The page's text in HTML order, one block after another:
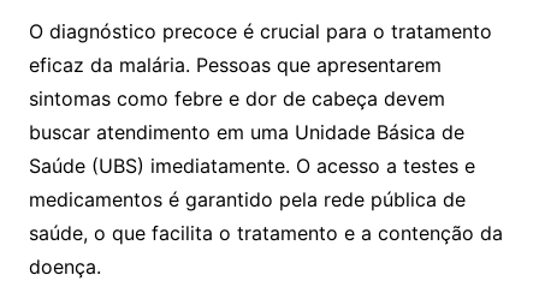
O diagnóstico precoce é crucial para o tratamento
eficaz da malária. Pessoas que apresentarem
sintomas como febre e dor de cabeça devem
buscar atendimento em uma Unidade Básica de
Saúde (UBS) imediatamente. O acesso a testes e
medicamentos é garantido pela rede pública de
saúde, o que facilita o tratamento e a contenção da
doença.